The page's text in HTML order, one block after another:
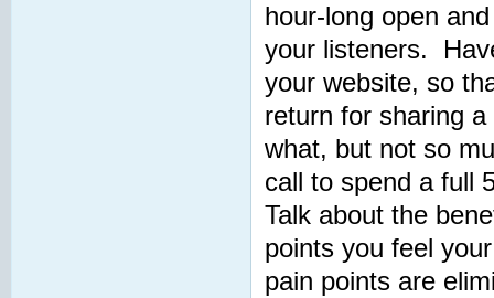
hour-long open
your listeners.
your website, so
return for sharing
what, but not so
call to spend a full
Talk about the
points you feel
pain points are